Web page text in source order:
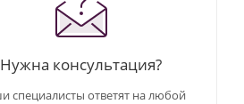
Нужна консультация?
специалисты ответят на любой